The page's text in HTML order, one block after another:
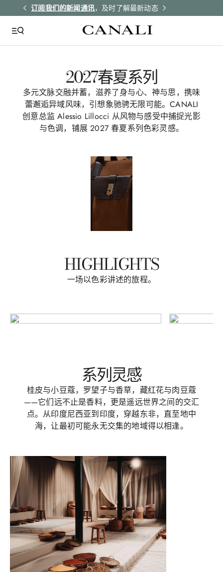
订阅我们的新闻通讯，及时了解最新动态
2027春夏系列
多元文脉交融并蓄，滋养了身与心、神与思，携味
蕾邂逅异域风味，引想象驰骋无限可能。CANALI
创意总监 Alessio Lillocci 从风物与感受中捕捉光影
与色调，铺展 2027 春夏系列色彩灵感。
HIGHLIGHTS
一场以色彩讲述的旅程。
系列灵感
桂皮与小豆蔻，罗望子与香草，藏红花与肉豆蔻
——它们远不止是香料，更是遥远世界之间的交汇
点。从印度尼西亚到印度，穿越东非，直至地中
海，让最初可能永无交集的地域得以相逢。